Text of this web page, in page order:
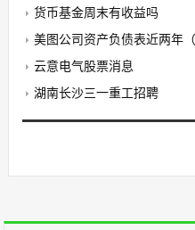
货币基金周末有收益吗
美图公司资产负债表近两年
云意电气股票消息
湖南长沙三一重工招聘